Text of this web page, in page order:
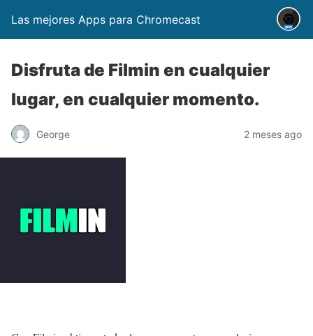
Las mejores Apps para Chromecast
Disfruta de Filmin en cualquier
lugar, en cualquier momento.
George 2 meses ago